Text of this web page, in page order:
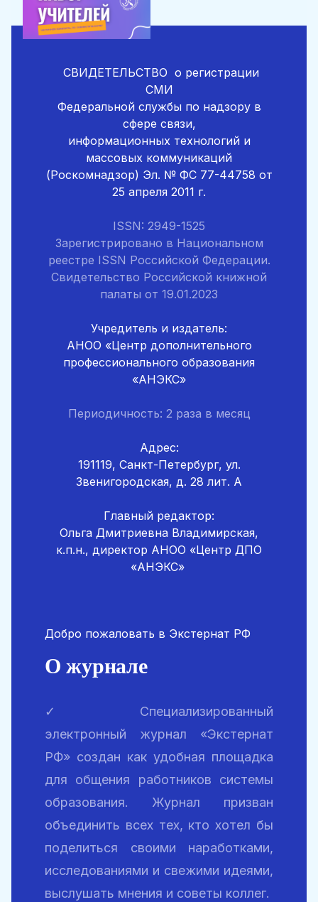
СВИДЕТЕЛЬСТВО о регистрации
СМИ
Федеральной службы по надзору в
сфере связи,
информационных технологий и
массовых коммуникаций
(Роскомнадзор) Эл. № ФС 77-44758 от
25 апреля 2011 г.
ISSN: 2949-1525
Зарегистрировано в Национальном
реестре ISSN Российской Федерации.
Свидетельство Российской книжной
палаты от 19.01.2023
Учредитель и издатель:
АНОО «Центр дополнительного
профессионального образования
«АНЭКС»
Периодичность: 2 раза в месяц
Адрес:
191119, Санкт-Петербург, ул.
Звенигородская, д. 28 лит. А
Главный редактор:
Ольга Дмитриевна Владимирская,
к.п.н., директор АНОО «Центр ДПО
«АНЭКС»
Добро пожаловать в Экстернат РФ
О журнале
✓ Специализированный
электронный журнал «Экстернат
РФ» создан как удобная площадка
для общения работников системы
образования. Журнал призван
объединить всех тех, кто хотел бы
поделиться своими наработками,
исследованиями и свежими идеями,
выслушать мнения и советы коллег.